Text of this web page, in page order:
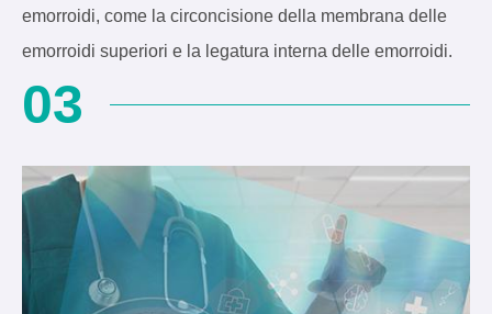
emorroidi, come la circoncisione della membrana delle
emorroidi superiori e la legatura interna delle emorroidi.
03